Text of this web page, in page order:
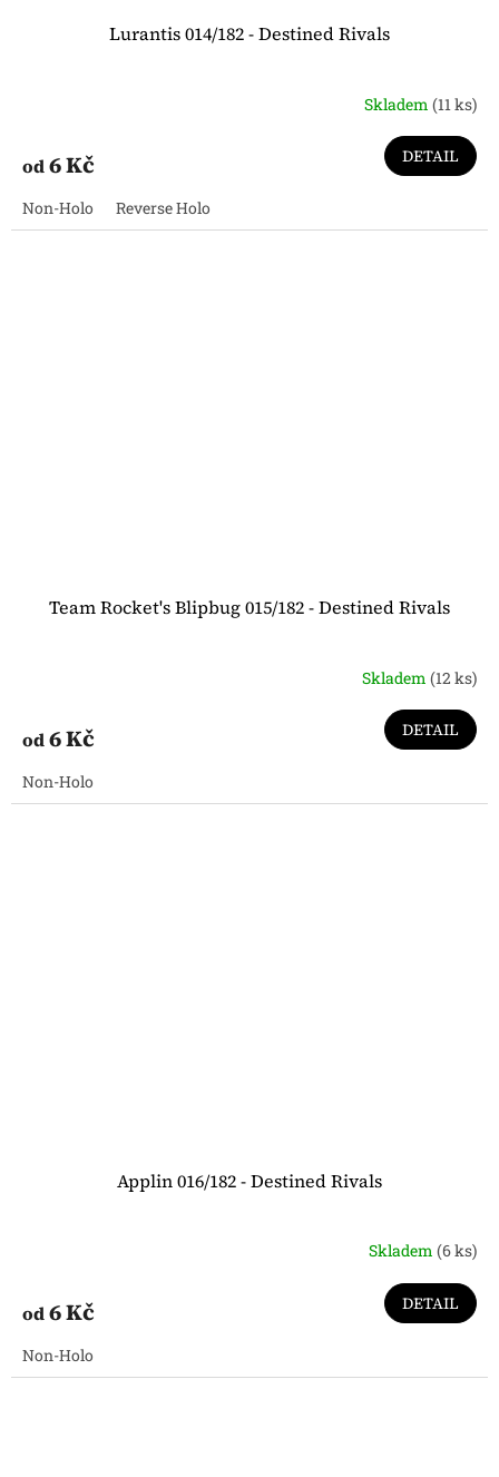
Lurantis 014/182 - Destined Rivals
Skladem (11 ks)
od6 Kč DETAIL
Non-Holo Reverse Holo
Team Rocket's Blipbug 015/182 - Destined Rivals
Skladem (12 ks)
od6 Kč DETAIL
Non-Holo
Applin 016/182 - Destined Rivals
Skladem (6 ks)
od6 Kč DETAIL
Non-Holo